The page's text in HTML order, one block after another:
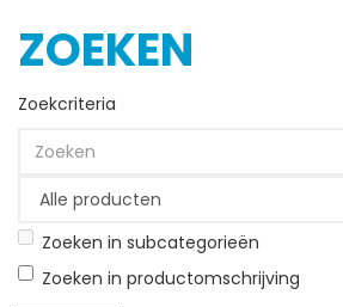
ZOEKEN
Zoekcriteria
Zoeken in subcategorieën
Zoeken in productomschrijving